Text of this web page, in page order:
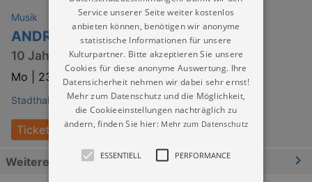
Musik
ANDREAS GABALIER - Zusatzshow
10 Jahre Volks-Rock’n‘ Roller Unplugged
Mo | 23.11.2026 | 20:00
Stadthalle Chemnitz
Tickets
Weitere Informationen
Service unserer Seite weiter kostenlos
anbieten können, benötigen wir anonyme
statistische Informationen für unsere
Kulturpartner. Bitte akzeptieren Sie unsere
Cookies für diese anonyme Auswertung. Ihre
Datensicherheit nehmen wir dabei sehr ernst!
Mehr zum Datenschutz und die Möglichkeit,
die Cookieeinstellungen nachträglich zu
ändern, finden Sie hier: Mehr zum Datenschutz
ESSENTIELL PERFORMANCE